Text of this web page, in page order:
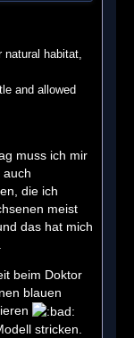
habitat,
and allowed
muss ich mir
auch
die ich
meist
das hat mich
beim Doktor
blauen
stricken.